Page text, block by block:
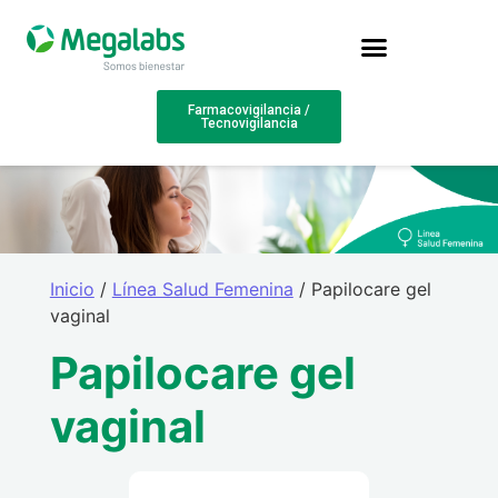
Farmacovigilancia /
Tecnovigilancia
Inicio / Línea Salud Femenina / Papilocare gel
vaginal
Papilocare gel
vaginal